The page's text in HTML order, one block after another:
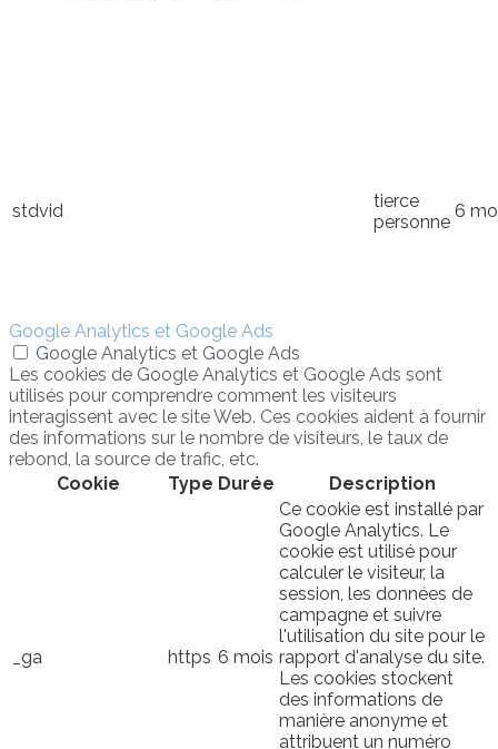
stdvid
tierce
personne
6
Google Analytics et Google Ads
Google Analytics et Google Ads
Les cookies de Google Analytics et Google Ads sont
utilisés pour comprendre comment les visiteurs
interagissent avec le site Web. Ces cookies aident à fournir
des informations sur le nombre de visiteurs, le taux de
rebond, la source de trafic, etc.
Cookie
Type Durée Description
_ga https 6 mois
Ce cookie est installé par
Google Analytics. Le
cookie est utilisé pour
calculer le visiteur, la
session, les données de
campagne et suivre
l'utilisation du site pour le
rapport d'analyse du site.
Les cookies stockent
des informations de
manière anonyme et
attribuent un numéro